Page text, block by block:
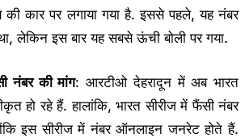
कार पर लगाया गया है. इससे पहले, यह नंबर
लेकिन इस बार यह सबसे ऊंची बोली पर गया.
नंबरकीमांग: आरटीओ देहरादून में अब भारत
हो रहे हैं. हालांकि, भारत सीरीज में फैंसी नंबर
इस सीरीज में नंबर ऑनलाइन जनरेट होते हैं.